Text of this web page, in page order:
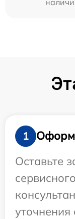
1
Оставьте
уточнения